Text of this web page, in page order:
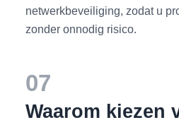
netwerkbeveiliging, zodat u
zonder onnodig risico.
07
Waarom kiezen